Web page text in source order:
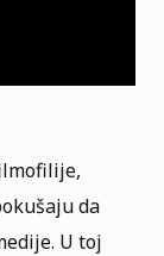
da
U toj